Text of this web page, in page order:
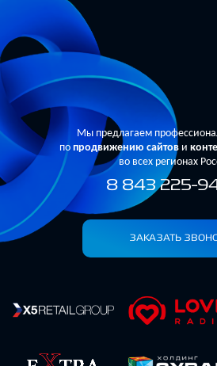
Мы предлагаем
по продвижению сайтов и
во всех регионах
8 843 225-
ЗАКАЗАТЬ